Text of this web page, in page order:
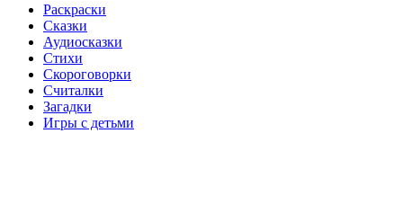
Раскраски
Сказки
Аудиосказки
Стихи
Скороговорки
Считалки
Загадки
Игры с детьми